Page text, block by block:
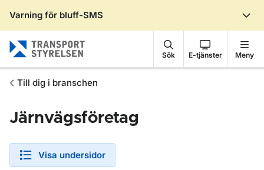
Varning för bluff-SMS
Sök E-tjänster Meny
Till dig i branschen
Järnvägsföretag
Visa undersidor